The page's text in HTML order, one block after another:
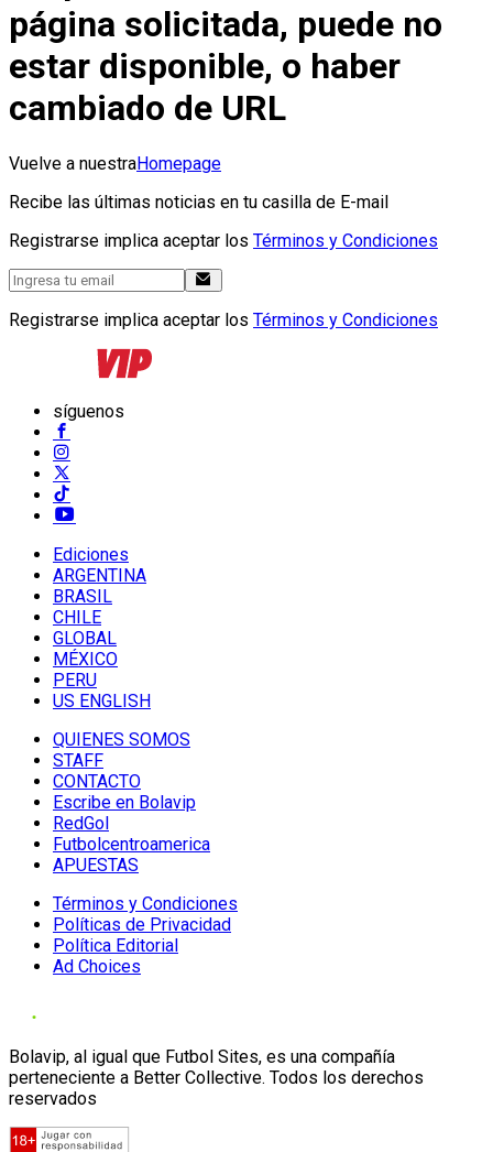
página solicitada, puede no
estar disponible, o haber
cambiado de URL
Vuelve a nuestraHomepage
Recibe las últimas noticias en tu casilla de E-mail
Registrarse implica aceptar los Términos y Condiciones
Registrarse implica aceptar los Términos y Condiciones
síguenos
Ediciones
ARGENTINA
BRASIL
CHILE
GLOBAL
MÉXICO
PERU
US ENGLISH
QUIENES SOMOS
STAFF
CONTACTO
Escribe en Bolavip
RedGol
Futbolcentroamerica
APUESTAS
Términos y Condiciones
Políticas de Privacidad
Política Editorial
Ad Choices
Bolavip, al igual que Futbol Sites, es una compañía
perteneciente a Better Collective. Todos los derechos
reservados